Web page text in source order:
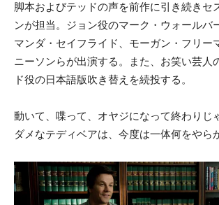
脚本およびテッドの声を前作に引き続きセ
ンが担当。ジョン役のマーク・ウォールバ
マンダ・セイフライド、モーガン・フリー
ニーソンらが出演する。また、お笑い芸人
ド役の日本語版吹き替えを続投する。
動いて、喋って、オヤジになって終わり
ダメなテディベアは、今度は一体何をやら